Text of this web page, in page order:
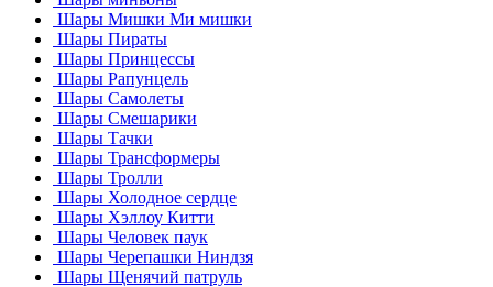
Шары Мишки Ми мишки
Шары Пираты
Шары Принцессы
Шары Рапунцель
Шары Самолеты
Шары Смешарики
Шары Тачки
Шары Трансформеры
Шары Тролли
Шары Холодное сердце
Шары Хэллоу Китти
Шары Человек паук
Шары Черепашки Ниндзя
Шары Щенячий патруль